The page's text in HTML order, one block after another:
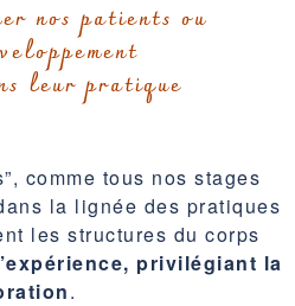
nos patients ou
leur pratique
comme tous nos stages
la lignée des pratiques
les structures du corps
privilégiant la
.